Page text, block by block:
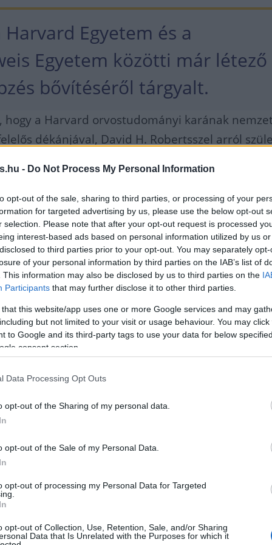
- Do Not Process My Personal Information
opt-out of the sale, sharing to third parties, or processing of your
for targeted advertising by us, please use the below opt-out
selection. Please note that after your opt-out request is processed
interest-based ads based on personal information utilized by us
to third parties prior to your opt-out. You may separately
of your personal information by third parties on the IAB’s list of
This information may also be disclosed by us to third parties on the
Participants that may further disclose it to other third parties.
that this website/app uses one or more Google services and may
but not limited to your visit or usage behaviour. You may
to Google and its third-party tags to use your data for below
consent section.
Data Processing Opt Outs
opt-out of the Sharing of my personal data.
opt-out of the Sale of my Personal Data.
opt-out of processing my Personal Data for Targeted
opt-out of Collection, Use, Retention, Sale, and/or Sharing
Data that Is Unrelated with the Purposes for which it
Egyetem és a
Egyetem közötti már létező
bővítéséről tárgyalt.
hogy a Harvard orvostudományi karának
dékánjával, David H. Robertsszel arról
hallgató vehessen részt, valamint az
az is, hogy
Egyetem a Harvard
európai központja lesz,
a környező országokból és akár az Európai Unió
érkező hallgatók részt vehetnek a
programokban.
magyar felsőoktatási
a Pannónia
és a HU-rizont
lehetőségek nyílhatnak további
különös tekintettel a nyári egyetemi